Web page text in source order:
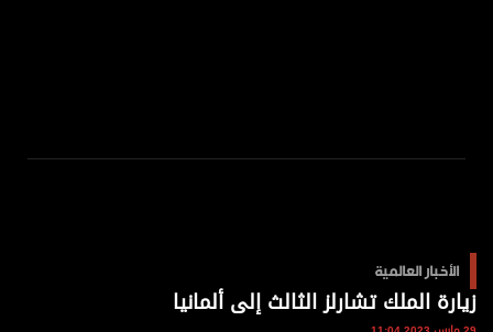
علوم الدار
الرياضة
الأخبار العالمية
زيارة الملك تشارلز الثالث إلى ألمانيا